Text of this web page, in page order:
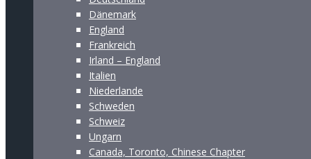
Dänemark
England
Frankreich
Irland – England
Italien
Niederlande
Schweden
Schweiz
Ungarn
Canada, Toronto, Chinese Chapter